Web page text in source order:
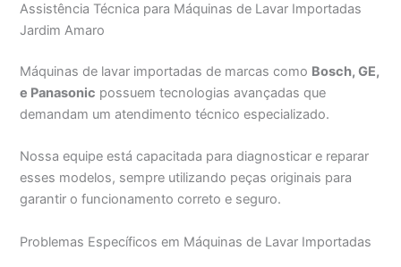
Assistência Técnica para Máquinas de Lavar Importadas
Jardim Amaro
Máquinas de lavar importadas de marcas como Bosch, GE,
e Panasonic possuem tecnologias avançadas que
demandam um atendimento técnico especializado.
Nossa equipe está capacitada para diagnosticar e reparar
esses modelos, sempre utilizando peças originais para
garantir o funcionamento correto e seguro.
Problemas Específicos em Máquinas de Lavar Importadas